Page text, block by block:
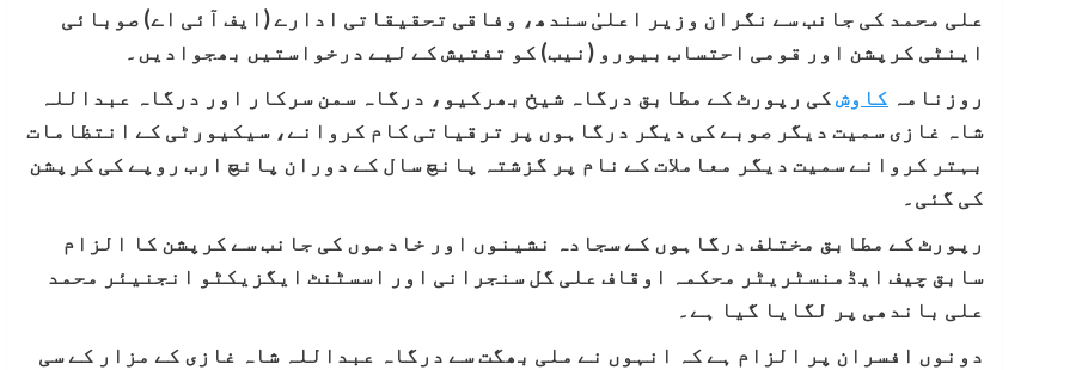
علی محمد کی جانب سے نگران وزیر اعلیٰ سندھ، وفاقی تحقیقاتی ادارے (ایف آئی اے) صوبائی
اینٹی کرپشن اور قومی احتساب بیورو (نیب) کو تفتیش کے لیے درخواستیں بھجوادیں۔
روزنامہ کاوشکی رپورٹ کے مطابق درگاہ شیخ بھرکیو، درگاہ سمن سرکار اور درگاہ عبداللہ
شاہ غازی سمیت دیگر صوبے کی دیگر درگاہوں پر ترقیاتی کام کروانے، سیکیورٹی کے انتظامات
بہتر کروانے سمیت دیگر معاملات کے نام پر گزشتہ پانچ سال کے دوران پانچ ارب روپے کی کرپشن
کی گئی۔
رپورٹ کے مطابق مختلف درگاہوں کے سجادہ نشینوں اور خادموں کی جانب سے کرپشن کا الزام
سابق چیف ایڈمنسٹریٹر محکمہ اوقاف علی گل سنجرانی اور اسسٹنٹ ایگزیکٹو انجنیئر محمد
علی باندھی پر لگایا گیا ہے۔
دونوں افسران پر الزام ہے کہ انہوں نے ملی بھگت سے درگاہ عبداللہ شاہ غازی کے مزار کے سی